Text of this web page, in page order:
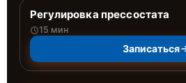
Регулировка прессостата
15 мин
Записаться